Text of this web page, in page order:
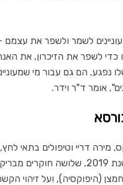
לשמר ולשפר את עצמם
אלינו כדי לשפר את הזיכרון,
הם גם עבור מי
אומר ד"ר וידר.
מירה דריי וטיפולים בתאי
שנים, עולם המדע לא הבין בדיוק איך תאי לחץ עוזרים
(היפוקסיה), ועל זיהוי